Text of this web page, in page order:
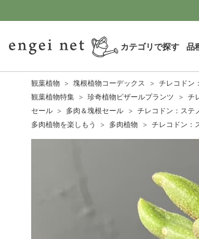
カテゴリで探す 品
観葉植物 塊根植物コーデックス
チレコドン
観葉植物特集
珍奇植物ビザールプランツ
チ
セール
多肉＆塊根セール
チレコドン：ス
多肉植物を楽しもう
多肉植物 チレコドン：